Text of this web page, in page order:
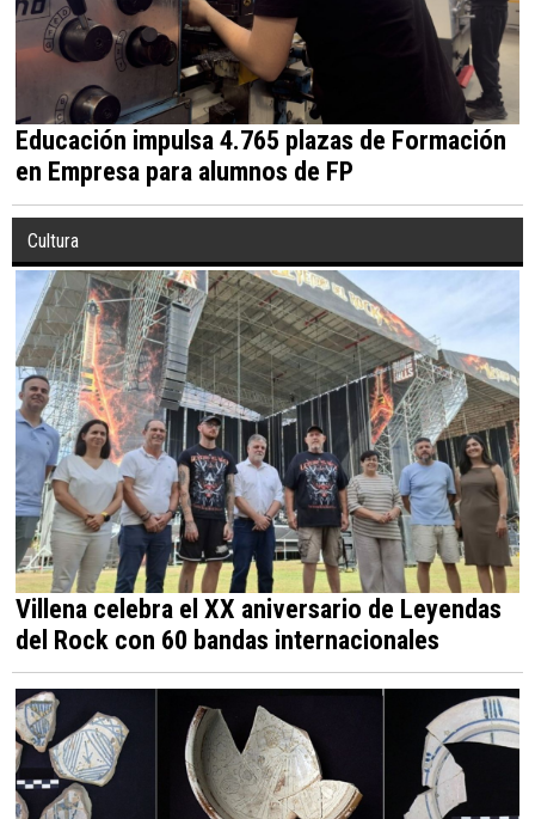
Educación impulsa 4.765 plazas de Formación
en Empresa para alumnos de FP
Cultura
Villena celebra el XX aniversario de Leyendas
del Rock con 60 bandas internacionales